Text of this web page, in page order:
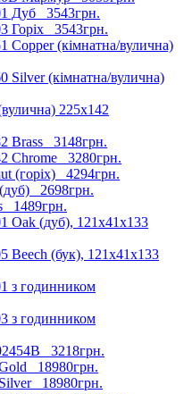
Дуб 3543грн.
Горіх 3543грн.
Copper (кімнатна/вулична)
Silver (кімнатна/вулична)
225x142
Brass 3148грн.
Chrome 3280грн.
(горіх) 4294грн.
2698грн.
1489грн.
Oak (дуб), 121х41х133
Beech (бук), 121х41х133
з годинником
з годинником
3218грн.
18980грн.
18980грн.